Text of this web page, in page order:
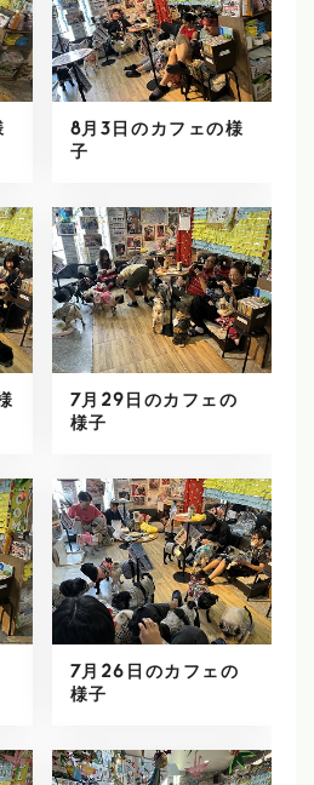
8月3日のカフェの様
子
7月29日のカフェの
様子
7月26日のカフェの
様子